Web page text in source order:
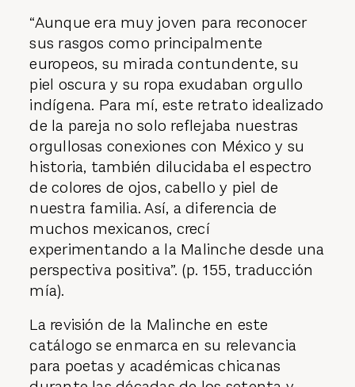
“Aunque era muy joven para reconocer
sus rasgos como principalmente
europeos, su mirada contundente, su
piel oscura y su ropa exudaban orgullo
indígena. Para mí, este retrato idealizado
de la pareja no solo reflejaba nuestras
orgullosas conexiones con México y su
historia, también dilucidaba el espectro
de colores de ojos, cabello y piel de
nuestra familia. Así, a diferencia de
muchos mexicanos, crecí
experimentando a la Malinche desde una
perspectiva positiva”. (p. 155, traducción
mía).
La revisión de la Malinche en este
catálogo se enmarca en su relevancia
para poetas y académicas chicanas